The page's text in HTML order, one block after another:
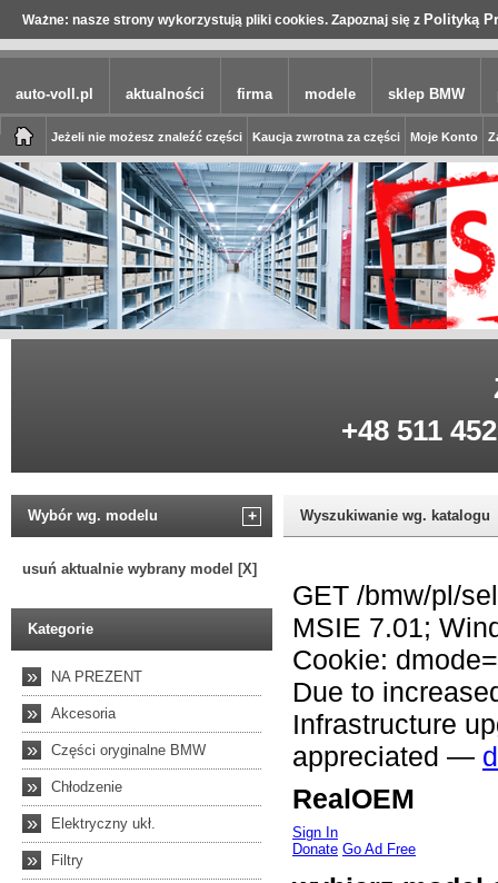
Ważne: nasze strony wykorzystują pliki cookies. Zapoznaj się z Polityką
auto-voll.pl aktualności firma modele sklep BMW
Jeżeli nie możesz znaleźć części Kaucja zwrotna za części Moje Konto
+48 511
Wybór wg. modelu +
usuń aktualnie wybrany model [X]
Kategorie
» NA PREZENT
» Akcesoria
» Części oryginalne BMW
» Chłodzenie
» Elektryczny ukł.
» Filtry
Wyszukiwanie wg. katalogu